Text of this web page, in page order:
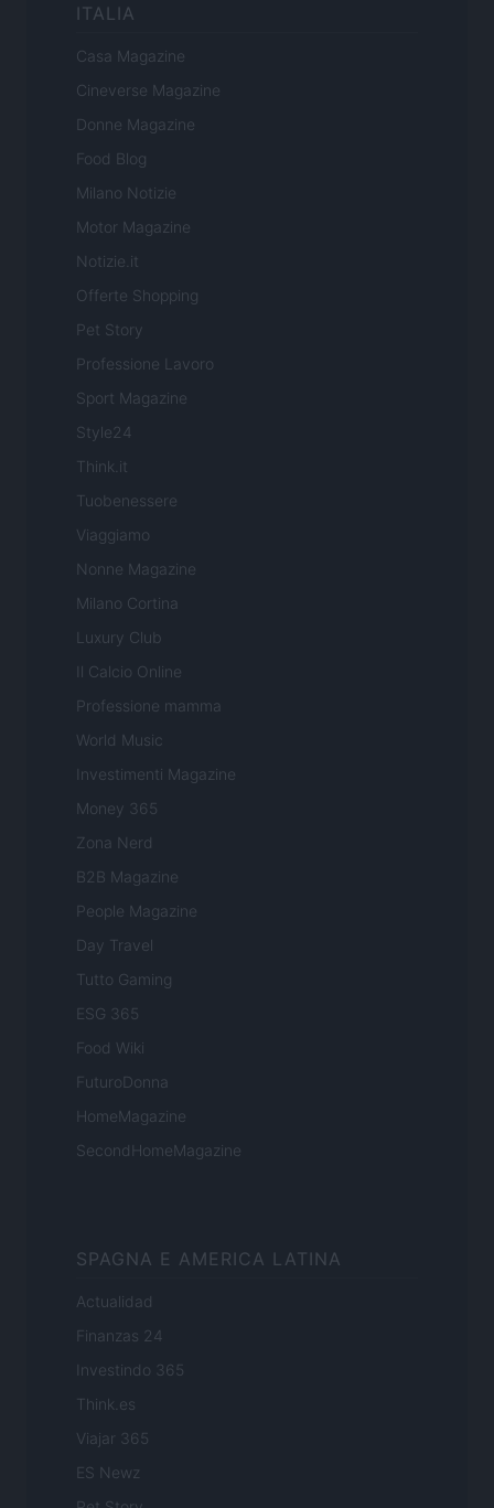
ITALIA
Casa Magazine
Cineverse Magazine
Donne Magazine
Food Blog
Milano Notizie
Motor Magazine
Notizie.it
Offerte Shopping
Pet Story
Professione Lavoro
Sport Magazine
Style24
Think.it
Tuobenessere
Viaggiamo
Nonne Magazine
Milano Cortina
Luxury Club
Il Calcio Online
Professione mamma
World Music
Investimenti Magazine
Money 365
Zona Nerd
B2B Magazine
People Magazine
Day Travel
Tutto Gaming
ESG 365
Food Wiki
FuturoDonna
HomeMagazine
SecondHomeMagazine
SPAGNA E AMERICA LATINA
Actualidad
Finanzas 24
Investindo 365
Think.es
Viajar 365
ES Newz